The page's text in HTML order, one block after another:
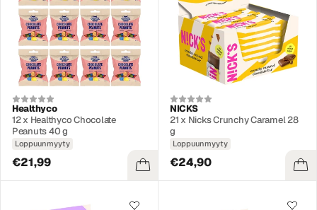
Healthyco
12 x Healthyco Chocolate
Peanuts 40 g
Loppuunmyyty
€21,99
NICKS
21 x Nicks Crunchy Caramel 28
g
Loppuunmyyty
€24,90